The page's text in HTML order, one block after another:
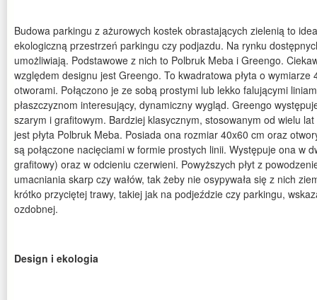
Budowa parkingu z ażurowych kostek obrastających zielenią to
ekologiczną przestrzeń parkingu czy podjazdu. Na rynku
umożliwiają. Podstawowe z nich to Polbruk Meba i Greengo.
względem designu jest Greengo. To kwadratowa płyta o wymiarze
otworami. Połączono je ze sobą prostymi lub lekko falującymi
płaszczyznom interesujący, dynamiczny wygląd. Greengo
szarym i grafitowym. Bardziej klasycznym, stosowanym od wielu
jest płyta Polbruk Meba. Posiada ona rozmiar 40x60 cm oraz
są połączone nacięciami w formie prostych linii. Występuje ona w
grafitowy) oraz w odcieniu czerwieni. Powyższych płyt z
umacniania skarp czy wałów, tak żeby nie osypywała się z nich
krótko przyciętej trawy, takiej jak na podjeździe czy parkingu,
ozdobnej.
Design i ekologia